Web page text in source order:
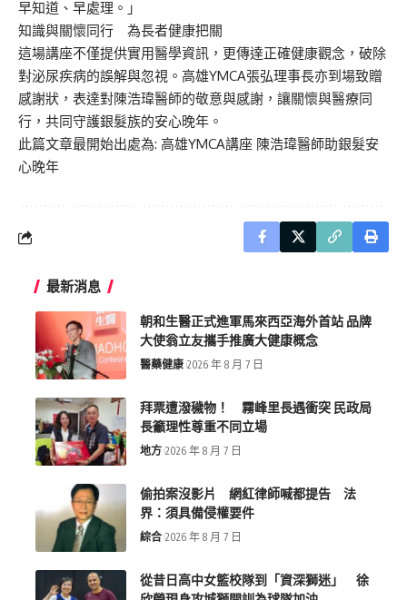
早知道、早處理。」
知識與關懷同行 為長者健康把關
這場講座不僅提供實用醫學資訊，更傳達正確健康觀念，破除
對泌尿疾病的誤解與忽視。高雄YMCA張弘理事長亦到場致贈
感謝狀，表達對陳浩瑋醫師的敬意與感謝，讓關懷與醫療同
行，共同守護銀髮族的安心晚年。
此篇文章最開始出處為: 高雄YMCA講座 陳浩瑋醫師助銀髮安
心晚年
最新消息
朝和生醫正式進軍馬來西亞海外首站 品牌
大使翁立友攜手推廣大健康概念
醫藥健康 2026 年 8 月 7 日
拜票遭潑穢物！ 霧峰里長遇衝突 民政局
長籲理性尊重不同立場
地方 2026 年 8 月 7 日
偷拍案沒影片 網紅律師喊都提告 法
界：須具備侵權要件
綜合 2026 年 8 月 7 日
從昔日高中女籃校隊到「資深獅迷」 徐